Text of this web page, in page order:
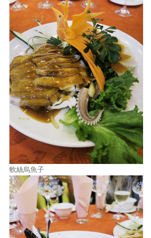
軟絲烏魚子